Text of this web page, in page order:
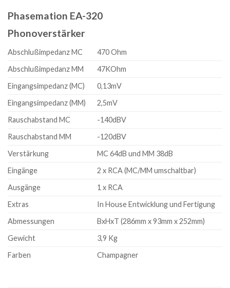
Phasemation EA-320
Phonoverstärker
Abschlußimpedanz MC
470 Ohm
Abschlußimpedanz MM
47KOhm
Eingangsimpedanz (MC)
0,13mV
Eingangsimpedanz (MM)
2,5mV
Rauschabstand MC
-140dBV
Rauschabstand MM
-120dBV
Verstärkung
MC 64dB und MM 38dB
Eingänge
2 x RCA (MC/MM umschaltbar)
Ausgänge
1 x RCA
Extras
In House Entwicklung und Fertigung
Abmessungen
BxHxT (286mm x 93mm x 252mm)
Gewicht
3,9 Kg
Farben
Champagner